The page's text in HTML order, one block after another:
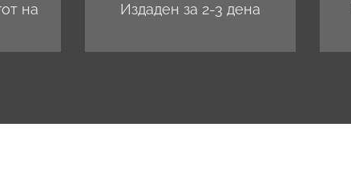
на
Издаден за 2-3 дена